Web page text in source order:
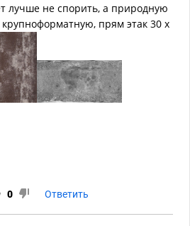
лучше не спорить, а природную
крупноформатную, прям этак 30 х
0 Ответить